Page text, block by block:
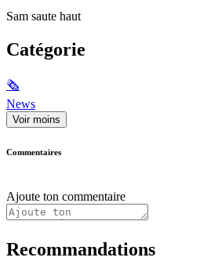
Sam saute haut
Catégorie
🗞
News
Voir moins
Commentaires
Ajoute ton commentaire
Recommandations